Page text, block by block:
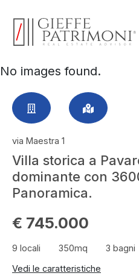
No images found.
via Maestra 1
Villa storica a
dominante con
Panoramica.
€ 745.000
9 locali 350mq
3 bagni
Vedi le caratteristiche